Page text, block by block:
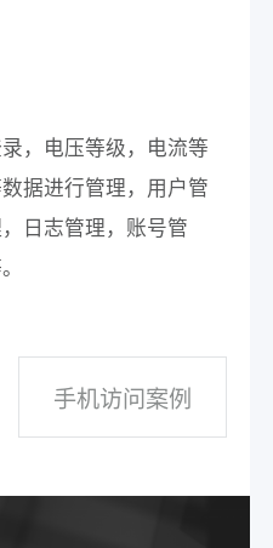
，电压等级，电流等
据进行管理，用户管
日志管理，账号管
手机访问案例